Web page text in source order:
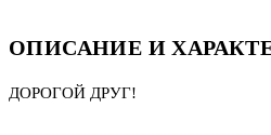
ОПИСАНИЕ И
ДОРОГОЙ ДРУГ!